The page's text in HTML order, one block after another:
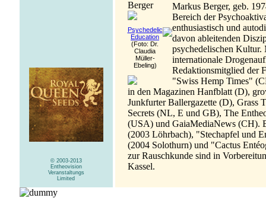
© 2003-2013
Entheovision
Veranstaltungs
Limited
Psychedelic
Education
(Foto: Dr.
Claudia
Müller-
Ebeling)
Markus Berger, geb.
Bereich der
enthusiastisch und
davon ableitenden
psychedelischen Kultur.
internationale
Redaktionsmitglied der
"Swiss Hemp Times"
in den Magazinen Hanfblatt (D),
Junkfurter Ballergazette (D), Grass
Secrets (NL, E und GB), The
(USA) und GaiaMediaNews (CH).
(2003 Löhrbach), "Stechapfel und
(2004 Solothurn) und "Cactus
zur Rauschkunde sind in
Kassel.